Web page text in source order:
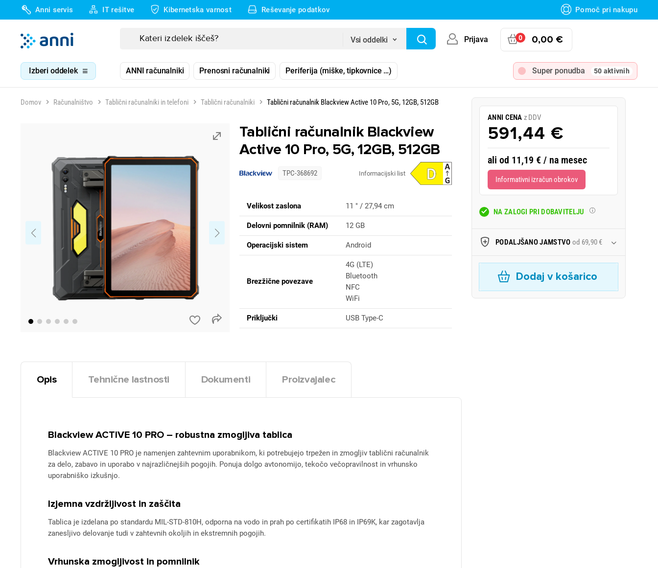
Anni servis IT rešitve Kibernetska varnost Reševanje podatkov Pomoč pri nakupu
Vsi oddelki Prijava 0 0,00 €
Izberi oddelek ANNI računalniki Prenosni računalniki Periferija (miške, tipkovnice …) Super ponudba 50 aktivnih
Domov Računalništvo Tablični računalniki in telefoni Tablični računalniki Tablični računalnik Blackview Active 10 Pro, 5G, 12GB, 512GB
Tablični računalnik Blackview
Active 10 Pro, 5G, 12GB, 512GB
TPC-368692 Informacijski list
Velikost zaslona 11 " / 27,94 cm
Delovni pomnilnik (RAM) 12 GB
Operacijski sistem Android
Brezžične povezave
4G (LTE)
Bluetooth
NFC
WiFi
Priključki USB Type-C
ANNI CENA z DDV
591,44 €
ali od 11,19 € / na mesec
Informativni izračun obrokov
NA ZALOGI PRI DOBAVITELJU
PODALJŠANO JAMSTVO od 69,90 €
Dodaj v košarico
Opis Tehnične lastnosti Dokumenti Proizvajalec
Blackview ACTIVE 10 PRO – robustna zmogljiva tablica
Blackview ACTIVE 10 PRO je namenjen zahtevnim uporabnikom, ki potrebujejo trpežen in zmogljiv tablični računalnik
za delo, zabavo in uporabo v najrazličnejših pogojih. Ponuja dolgo avtonomijo, tekočo večopravilnost in vrhunsko
uporabniško izkušnjo.
Izjemna vzdržljivost in zaščita
Tablica je izdelana po standardu MIL-STD-810H, odporna na vodo in prah po certifikatih IP68 in IP69K, kar zagotavlja
zanesljivo delovanje tudi v zahtevnih okoljih in ekstremnih pogojih.
Vrhunska zmogljivost in pomnilnik